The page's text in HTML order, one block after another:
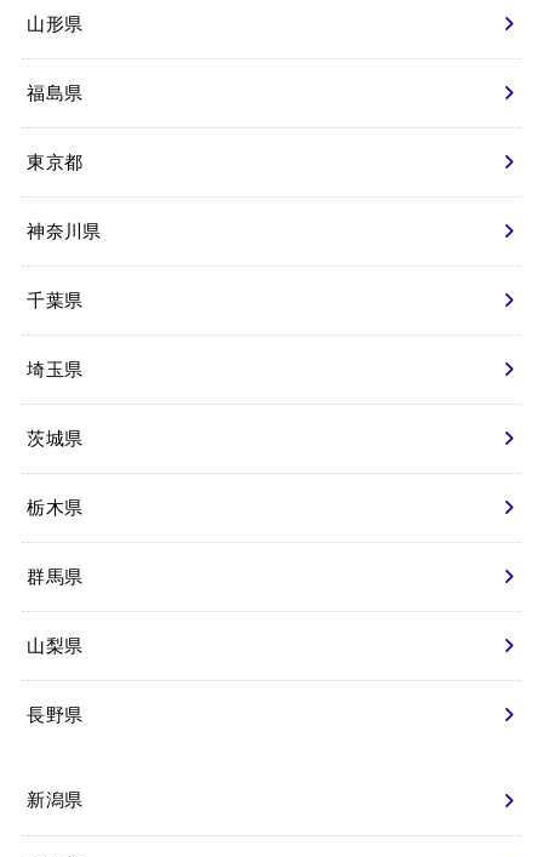
山形県
福島県
東京都
神奈川県
千葉県
埼玉県
茨城県
栃木県
群馬県
山梨県
長野県
新潟県